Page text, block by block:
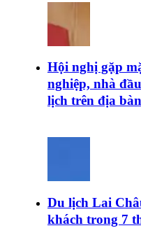
Hội nghị gặp
nghiệp, nhà
lịch trên địa
Du lịch Lai
khách trong 7